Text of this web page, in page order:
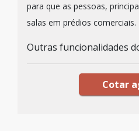
para que as pessoas,
salas em prédios comerciais.
Outras funcionalidades
Cotar